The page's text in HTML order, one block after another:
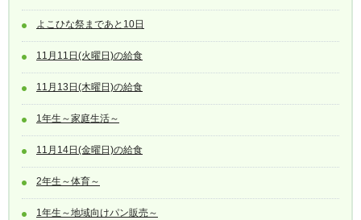
よこひな祭まであと10日
11月11日(火曜日)の給食
11月13日(木曜日)の給食
1年生～家庭生活～
11月14日(金曜日)の給食
2年生～体育～
1年生～地域向けパン販売～